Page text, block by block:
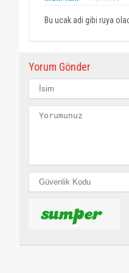
Bu ucak adi gibi ruya
Yorum Gönder